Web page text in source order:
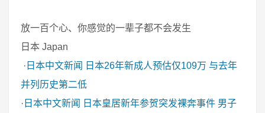
放一百个心、你感觉的一辈子都不会发生
日本 Japan
· 日本中文新闻
日本26年新成人预估仅109万 与去年
并列历史第二低
· 日本中文新闻
日本皇居新年参贺突发裸奔事件 男子